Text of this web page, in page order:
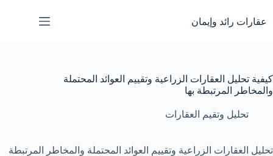
المحتوى
عقارات رائد وإيمان
كيفية تحليل العقارات الزراعية وتقييم العوائد المحتملة
والمخاطر المرتبطة بها
تحليل وتقيم العقارات
تحليل العقارات الزراعية وتقييم العوائد المحتملة والمخاطر المرتبطة